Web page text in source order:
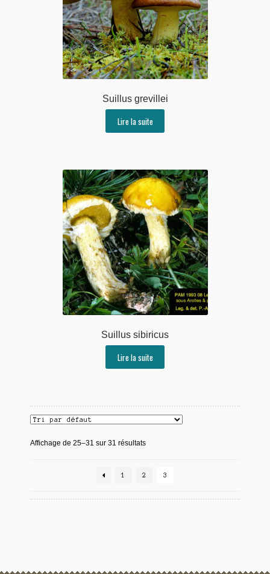
Suillus grevillei
Lire la suite
Suillus sibiricus
Lire la suite
Affichage de 25–31 sur 31 résultats
1 2 3